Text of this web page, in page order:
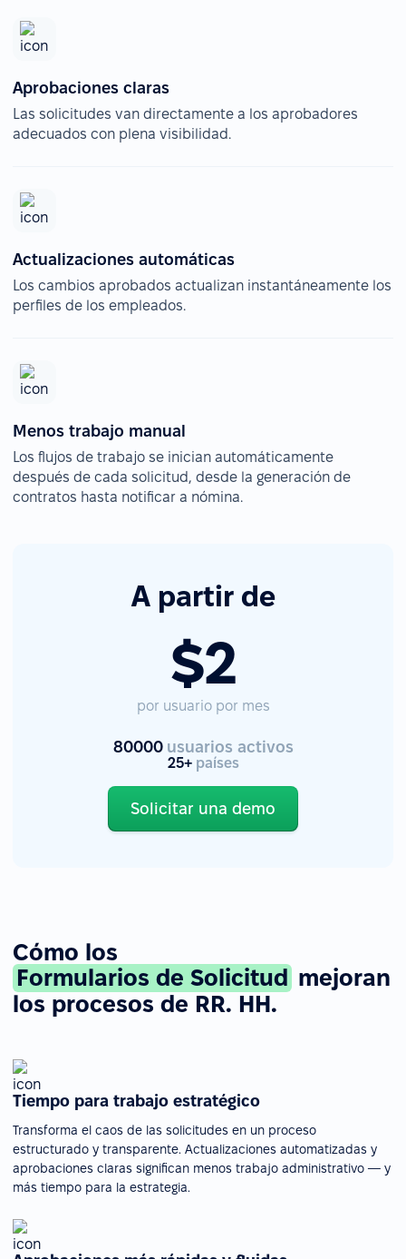
Aprobaciones claras
Las solicitudes van directamente a los aprobadores
adecuados con plena visibilidad.
Actualizaciones automáticas
Los cambios aprobados actualizan instantáneamente los
perfiles de los empleados.
Menos trabajo manual
Los flujos de trabajo se inician automáticamente
después de cada solicitud, desde la generación de
contratos hasta notificar a nómina.
A partir de
$2
por usuario por mes
80000 usuarios activos
25+ países
Solicitar una demo
Cómo los
Formularios de Solicitud mejoran
los procesos de RR. HH.
Tiempo para trabajo estratégico
Transforma el caos de las solicitudes en un proceso
estructurado y transparente. Actualizaciones automatizadas y
aprobaciones claras significan menos trabajo administrativo — y
más tiempo para la estrategia.